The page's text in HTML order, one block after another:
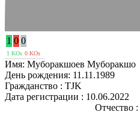
1 0 0
1 KOs 0 KOs
Имя: Муборакшоев Муборакшо
День рождения: 11.11.1989
Гражданство : TJK
Дата регистрации : 10.06.2022
Отчество :